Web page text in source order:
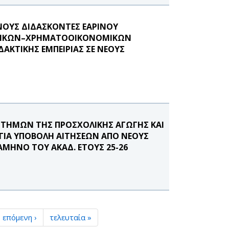
ΔΙΔΑΣΚΟΝΤΕΣ ΕΑΡΙΝΟΥ
ΕΜΠΕΙΡΙΑΣ ΣΕ ΝΕΟΥΣ
ΤΗΣ ΠΡΟΣΧΟΛΙΚΗΣ ΑΓΩΓΗΣ ΚΑΙ
ΥΠΟΒΟΛΗ ΑΙΤΗΣΕΩΝ ΑΠΟ ΝΕΟΥΣ
ΤΟΥ ΑΚΑΔ. ΕΤΟΥΣ 25-26
επόμενη › τελευταία »